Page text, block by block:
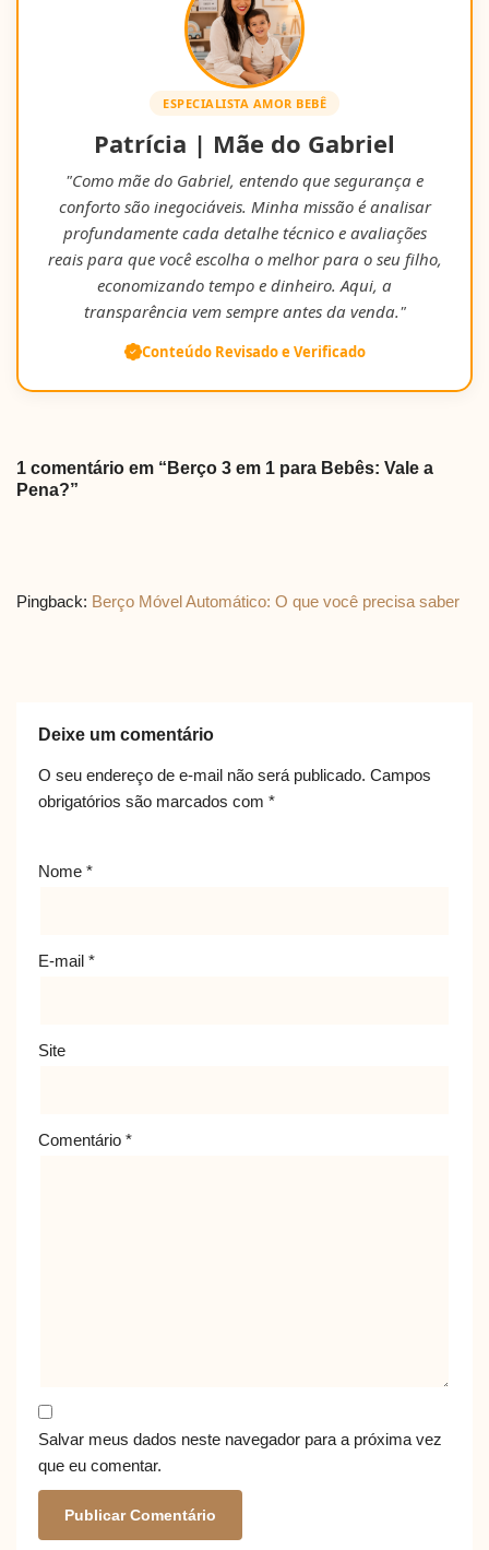
ESPECIALISTA AMOR BEBÊ
Patrícia | Mãe do Gabriel
"Como mãe do Gabriel, entendo que segurança e
conforto são inegociáveis. Minha missão é analisar
profundamente cada detalhe técnico e avaliações
reais para que você escolha o melhor para o seu filho,
economizando tempo e dinheiro. Aqui, a
transparência vem sempre antes da venda."
Conteúdo Revisado e Verificado
1 comentário em “Berço 3 em 1 para Bebês: Vale a
Pena?”
Pingback: Berço Móvel Automático: O que você precisa saber
Deixe um comentário
O seu endereço de e-mail não será publicado. Campos
obrigatórios são marcados com *
Nome *
E-mail *
Site
Comentário *
Salvar meus dados neste navegador para a próxima vez
que eu comentar.